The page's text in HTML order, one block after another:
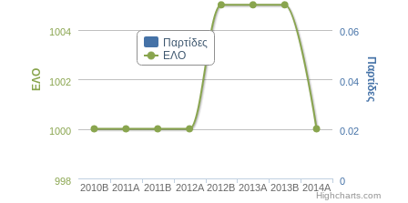
Παρτίδες
ΕΛΟ
2010B 2011A 2011B 2012A 2012B 2013A 2013B 2014A
1000
1002
1004
998
ΕΛΟ
0
0.02
0.04
0.06
Παρτίδες
Highcharts.com